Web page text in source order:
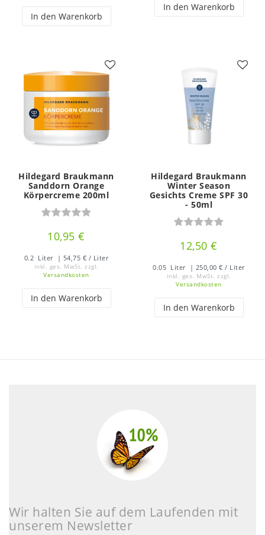
In den Warenkorb
In den Warenkorb
Hildegard Braukmann
Sanddorn Orange
Körpercreme 200ml
10,95 €
0.2 Liter | 54,75 € / Liter
inkl. ges. MwSt. zzgl.
Versandkosten
In den Warenkorb
Hildegard Braukmann
Winter Season
Gesichts Creme SPF 30
- 50ml
12,50 €
0.05 Liter | 250,00 € / Liter
inkl. ges. MwSt. zzgl.
Versandkosten
In den Warenkorb
Wir halten Sie auf dem Laufenden mit
unserem Newsletter